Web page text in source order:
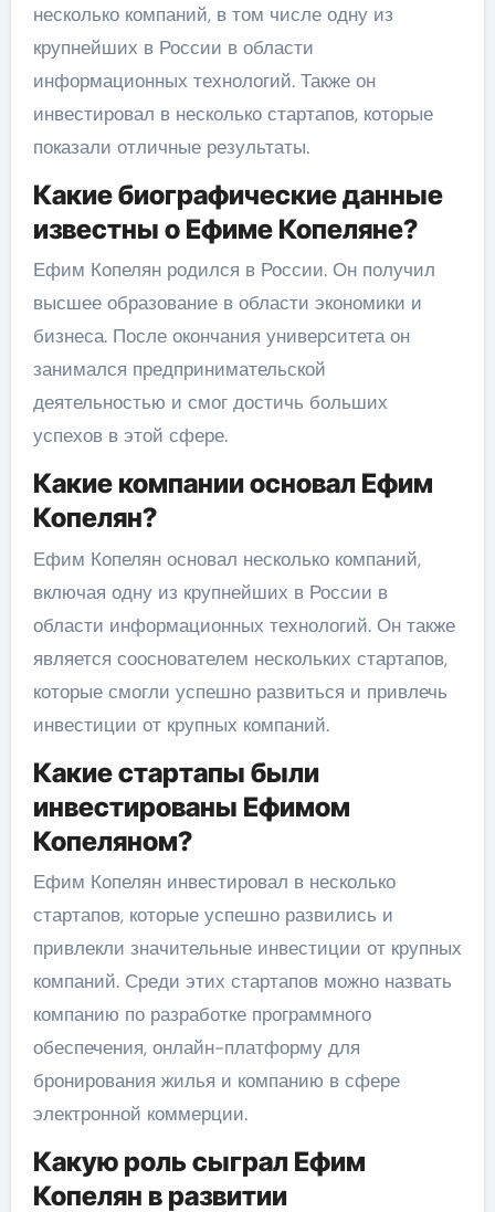
несколько компаний, в том числе одну из
крупнейших в России в области
информационных технологий. Также он
инвестировал в несколько стартапов, которые
показали отличные результаты.
Какие биографические данные
известны о Ефиме Копеляне?
Ефим Копелян родился в России. Он получил
высшее образование в области экономики и
бизнеса. После окончания университета он
занимался предпринимательской
деятельностью и смог достичь больших
успехов в этой сфере.
Какие компании основал Ефим
Копелян?
Ефим Копелян основал несколько компаний,
включая одну из крупнейших в России в
области информационных технологий. Он также
является сооснователем нескольких стартапов,
которые смогли успешно развиться и привлечь
инвестиции от крупных компаний.
Какие стартапы были
инвестированы Ефимом
Копеляном?
Ефим Копелян инвестировал в несколько
стартапов, которые успешно развились и
привлекли значительные инвестиции от крупных
компаний. Среди этих стартапов можно назвать
компанию по разработке программного
обеспечения, онлайн-платформу для
бронирования жилья и компанию в сфере
электронной коммерции.
Какую роль сыграл Ефим
Копелян в развитии